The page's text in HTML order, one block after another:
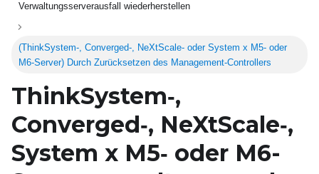
Verwaltungsserverausfall wiederherstellen
(ThinkSystem‑, Converged‑, NeXtScale‑ oder System x M5‑ oder
M6-Server) Durch Zurücksetzen des Management-Controllers
ThinkSystem‑,
Converged‑, NeXtScale‑,
System x M5‑ oder M6-